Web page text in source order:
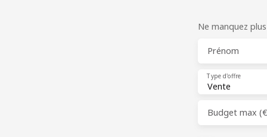
Ne manquez
Prénom
Vente
Type d'offre
Budget max